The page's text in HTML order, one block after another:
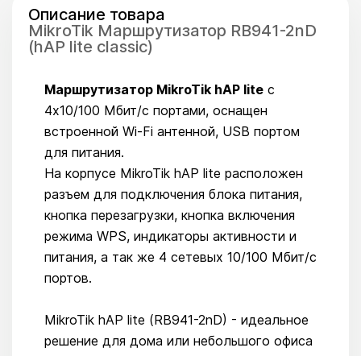
Описание товара
MikroTik Маршрутизатор RB941-2nD
(hAP lite classic)
Маршрутизатор MikroTik hAP lite с
4х10/100 Мбит/с портами, оснащен
встроенной Wi-Fi антенной, USB портом
для питания.
На корпусе MikroTik hAP lite расположен
разъем для подключения блока питания,
кнопка перезагрузки, кнопка включения
режима WPS, индикаторы активности и
питания, а так же 4 сетевых 10/100 Мбит/с
портов.
MikroTik hAP lite (RB941-2nD) - идеальное
решение для дома или небольшого офиса